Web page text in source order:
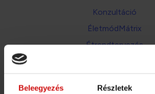
Beleegyezés Részletek
Konzultáció
ÉletmódMátrix
Étrendtervezés